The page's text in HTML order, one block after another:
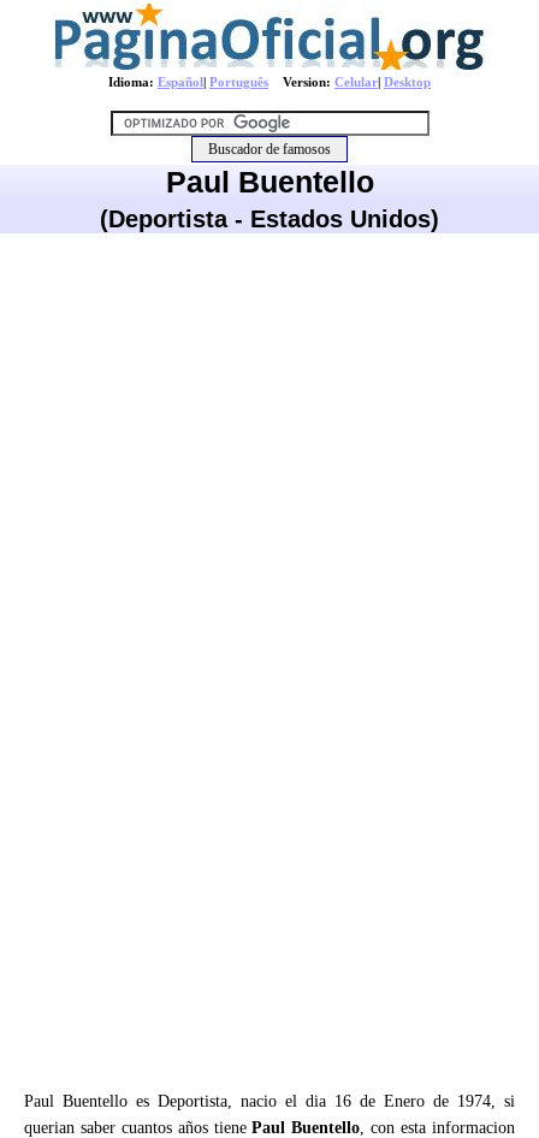
Idioma: Español| Português Version: Celular| Desktop
Paul Buentello
(Deportista - Estados Unidos)
Paul Buentello es Deportista, nacio el dia 16 de Enero de 1974, si
querian saber cuantos años tienePaul Buentello, con esta informacion